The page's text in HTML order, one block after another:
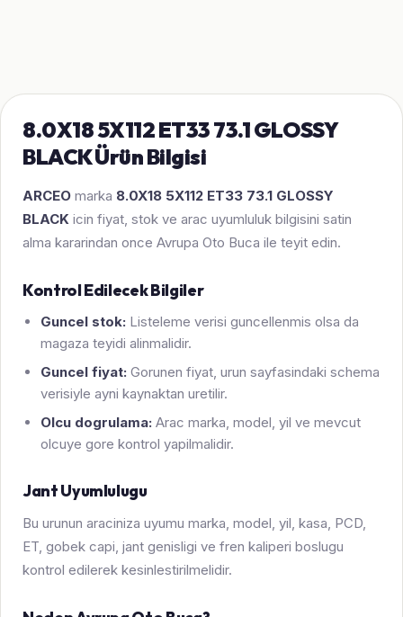
8.0X18 5X112 ET33 73.1 GLOSSY
BLACK Ürün Bilgisi
ARCEO marka 8.0X18 5X112 ET33 73.1 GLOSSY
BLACK icin fiyat, stok ve arac uyumluluk bilgisini satin
alma kararindan once Avrupa Oto Buca ile teyit edin.
Kontrol Edilecek Bilgiler
Guncel stok: Listeleme verisi guncellenmis olsa da
magaza teyidi alinmalidir.
Guncel fiyat: Gorunen fiyat, urun sayfasindaki schema
verisiyle ayni kaynaktan uretilir.
Olcu dogrulama: Arac marka, model, yil ve mevcut
olcuye gore kontrol yapilmalidir.
Jant Uyumlulugu
Bu urunun araciniza uyumu marka, model, yil, kasa, PCD,
ET, gobek capi, jant genisligi ve fren kaliperi boslugu
kontrol edilerek kesinlestirilmelidir.